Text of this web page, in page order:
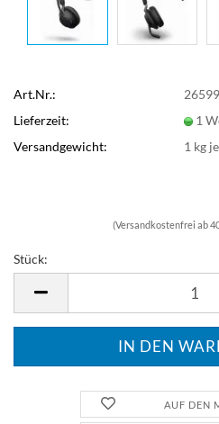
Art.Nr.:
Lieferzeit:
1
Versandgewicht: 1 kg
(Versandkostenfrei ab
Stück:
AUF DEN